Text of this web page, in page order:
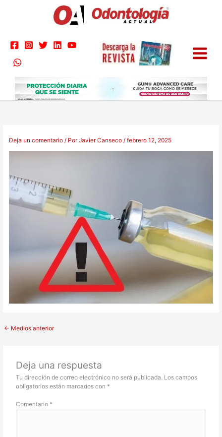
Deja un comentario / PorJavier Canseco/febrero 12, 2025
← Medios anterior
Deja una respuesta
Tu dirección de correo electrónico no será publicada. Los campos
obligatorios están marcados con *
Comentario *